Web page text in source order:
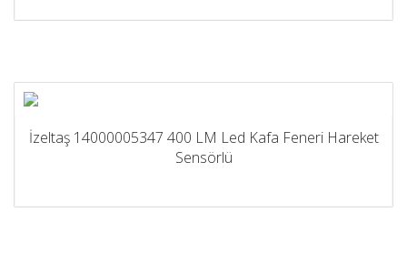
İzeltaş 14000005347 400 LM Led Kafa Feneri Hareket
Sensörlü